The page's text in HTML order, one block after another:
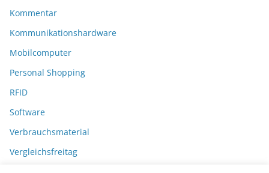
Kommentar
Kommunikationshardware
Mobilcomputer
Personal Shopping
RFID
Software
Verbrauchsmaterial
Vergleichsfreitag